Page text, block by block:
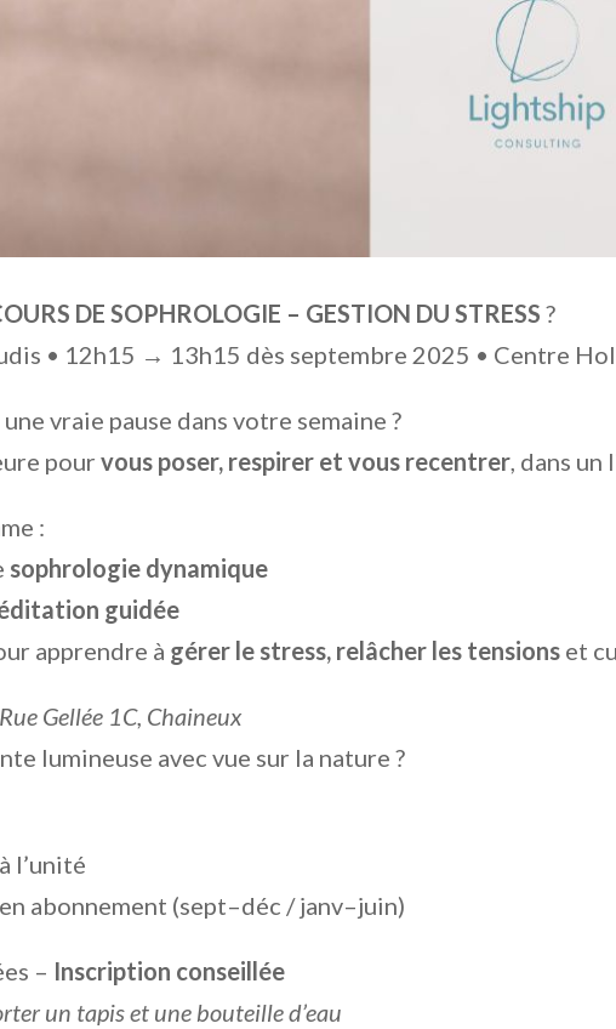
DE SOPHROLOGIE – GESTION DU STRESS ?
• 12h15 → 13h15 dès septembre 2025 • Centre
vraie pause dans votre semaine ?
pourvous poser, respirer et vous recentrer, dans un
:
sophrologie dynamique
guidée
apprendre à gérer le stress, relâcher les tensions et
Gellée 1C, Chaineux
lumineuse avec vue sur la nature ?
l’unité
abonnement (sept–déc / janv–juin)
– Inscription conseillée
un tapis et une bouteille d’eau